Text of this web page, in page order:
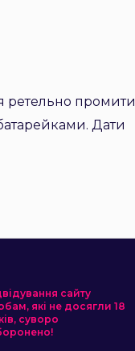
ретельно промити
Дати
сайту
які не досягли 18
суворо